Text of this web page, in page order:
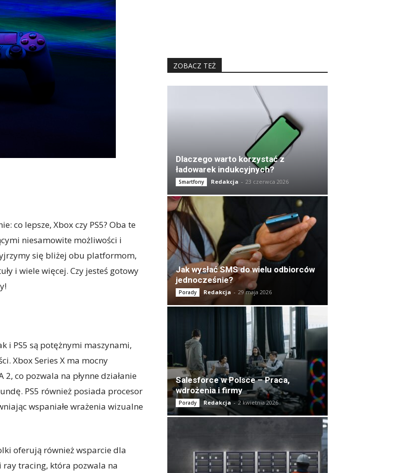
co lepsze, Xbox czy PS5? Oba te
niesamowite możliwości i
się bliżej obu platformom,
i wiele więcej. Czy jesteś gotowy
i PS5 są potężnymi maszynami,
Xbox Series X ma mocny
co pozwala na płynne działanie
PS5 również posiada procesor
wspaniałe wrażenia wizualne
oferują również wsparcie dla
ray tracing, która pozwala na
ZOBACZ TEŻ
Dlaczego warto korzystać z
ładowarek indukcyjnych?
Smartfony Redakcja - 23 czerwca 2026
Jak wysłać SMS do wielu odbiorców
jednocześnie?
Porady Redakcja - 29 maja 2026
Salesforce w Polsce – Praca,
wdrożenia i firmy
Porady Redakcja - 2 kwietnia 2026